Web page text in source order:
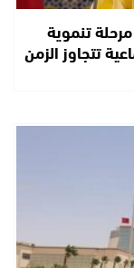
تنموية
تتجاوز الزمن